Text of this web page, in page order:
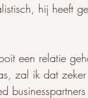
hij heeft
een relatie
zal ik dat
businesspartners